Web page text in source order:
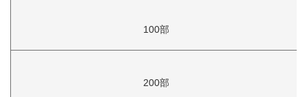
100部
200部